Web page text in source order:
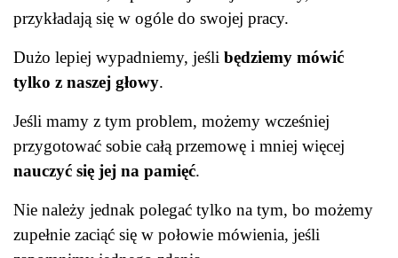
przykładają się w ogóle do swojej pracy.
Dużo lepiej wypadniemy, jeśli będziemy mówić
tylko z naszej głowy.
Jeśli mamy z tym problem, możemy wcześniej
przygotować sobie całą przemowę i mniej więcej
nauczyć się jej na pamięć.
Nie należy jednak polegać tylko na tym, bo możemy
zupełnie zaciąć się w połowie mówienia, jeśli